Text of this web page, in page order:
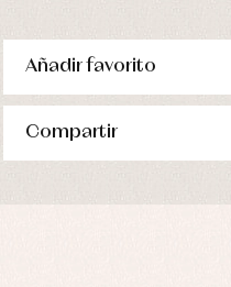
Añadir favorito
Compartir